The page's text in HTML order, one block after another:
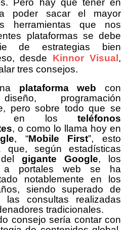
Pero hay que tener en
poder sacar el mayor
herramientas que nos
plataformas se debe
de estrategias bien
desde Kinnor Visual ,
tres consejos.
plataforma web con
programación
pero sobre todo que se
en los teléfonos
, o como lo llama hoy en
, “Mobile First”, esto
que, según estadísticas
gigante Google, los
a portales web se ha
notablemente en los
siendo superado de
las consultas realizadas
tradicionales.
consejo sería contar con